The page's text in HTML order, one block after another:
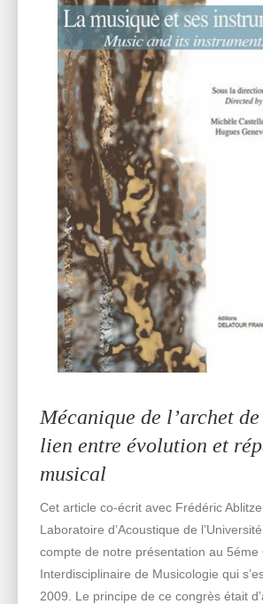
Mécanique de l’archet
lien entre évolution et
musical
Cet article co-écrit avec Frédéric
Laboratoire d’Acoustique de
compte de notre présentation au 5éme
Interdisciplinaire de Musicologie qui
2009. Le principe de ce congrès était